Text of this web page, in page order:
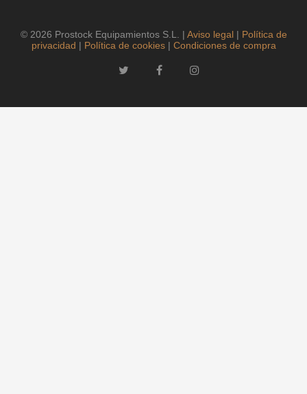
© 2026 Prostock Equipamientos S.L. | Aviso legal| Política de
privacidad | Política de cookies| Condiciones de compra